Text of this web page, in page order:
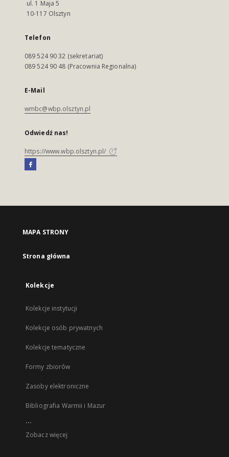
ul. 1 Maja 5
10-117 Olsztyn
Telefon
089 524 90 32 (sekretariat)
089 524 90 48 (Pracownia Regionalna)
E-Mail
wmbc@wbp.olsztyn.pl
Odwiedź nas!
https://www.wbp.olsztyn.pl/
MAPA STRONY
Strona główna
Kolekcje
Kolekcje instytucji
Kolekcje osób prywatnych
Kolekcje tematyczne
Formy zbiorów
Zasoby elektroniczne
Bibliografia Warmii i Mazur
...
Zobacz więcej